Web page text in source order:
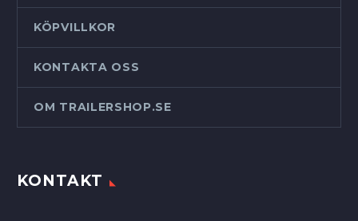
KÖPVILLKOR
KONTAKTA OSS
OM TRAILERSHOP.SE
KONTAKT